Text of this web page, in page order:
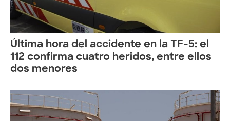
Última hora del accidente en la TF-5: el
112 confirma cuatro heridos, entre ellos
dos menores